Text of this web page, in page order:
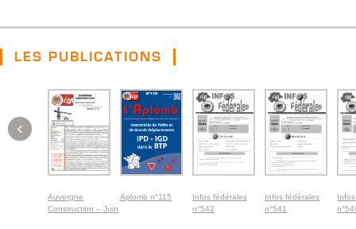
LES PUBLICATIONS
Auvergne
Construction – Juin
Aplomb n°115
Infos fédérales
n°542
Infos fédérales
n°541
‹